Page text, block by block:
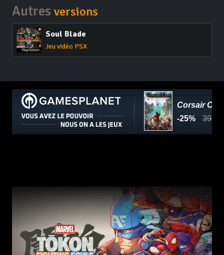
Autres versions
Soul Blade
Jeu vidéo PSX